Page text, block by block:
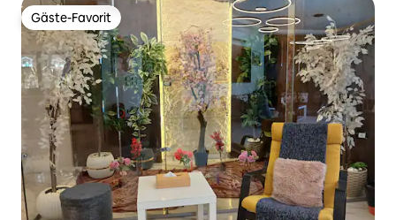
Gäste-Favorit
Gäste-Favorit